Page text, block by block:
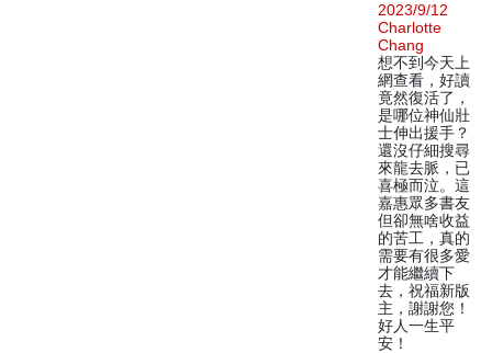
2023/9/12
Charlotte
Chang
想不到今天上
網查看，好讀
竟然復活了，
是哪位神仙壯
士伸出援手？
還沒仔細搜尋
來龍去脈，已
喜極而泣。這
嘉惠眾多書友
但卻無啥收益
的苦工，真的
需要有很多愛
才能繼續下
去，祝福新版
主，謝謝您！
好人一生平
安！